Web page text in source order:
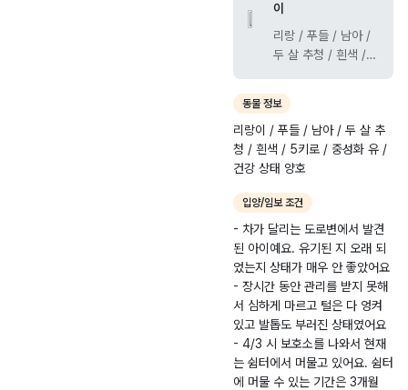
6
0
8
도
이
리랑 / 푸들 / 남아 /
두 살 추청 / 흰색 / 5
강 상태 양호 - 차가
달리는 도로변에서 발
견된 아이예요. 유기
된 지 오래 되었는지
상태가 매우 안 좋았
관리를 받지 못해서
심하게 마르고 털은
다 엉켜 있고 발톱도
부러진 상태였어요 -
4/3 시 보호소를 나
와서 현재는 쉼터에서
머물고 있어요. 쉼터
에 머물 수 있는 기간
은 3개월 - 전체적으
로 흉통이 가늘고 등
동물 정보
리랑이 / 푸들 / 남아 / 두 살 추
청 / 흰색 / 5키로 / 중성화 유 /
건강 상태 양호
입양/임보 조건
- 차가 달리는 도로변에서 발견
된 아이예요. 유기된 지 오래 되
었는지 상태가 매우 안 좋았어요
- 장시간 동안 관리를 받지 못해
서 심하게 마르고 털은 다 엉켜
있고 발톱도 부러진 상태였어요
- 4/3 시 보호소를 나와서 현재
는 쉼터에서 머물고 있어요. 쉼터
에 머물 수 있는 기간은 3개월